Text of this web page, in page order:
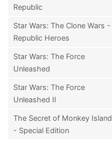
Republic
Star Wars: The Clone Wars -
Republic Heroes
Star Wars: The Force
Unleashed
Star Wars: The Force
Unleashed II
The Secret of Monkey Island
- Special Edition